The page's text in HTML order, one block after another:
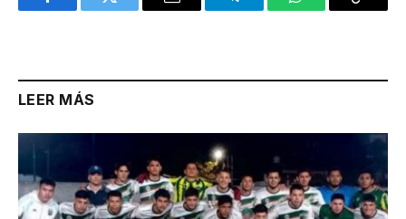
FacebookTwitter Email TelegramWhatsAppCopy
LEER MÁS